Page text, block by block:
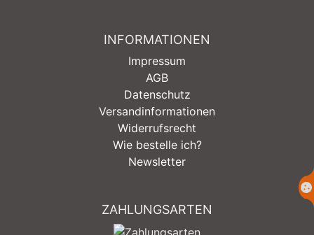
INFORMATIONEN
Impressum
AGB
Datenschutz
Versandinformationen
Widerrufsrecht
Wie bestelle ich?
Newsletter
ZAHLUNGSARTEN